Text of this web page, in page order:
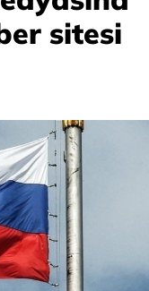
sitesi